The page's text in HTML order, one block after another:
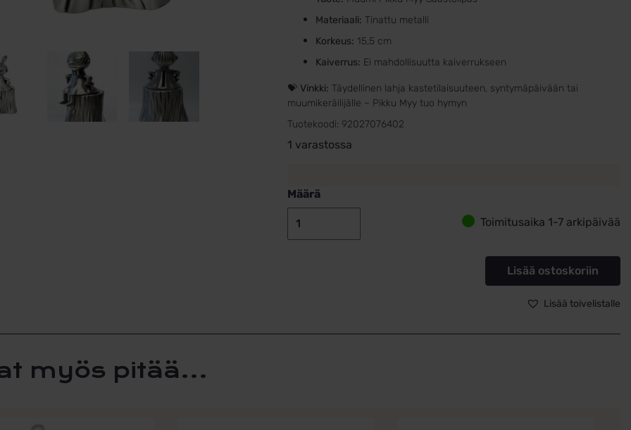
Materiaali: Tinattu metalli
Korkeus: 15,5 cm
Kaiverrus: Ei mahdollisuutta kaiverrukseen
💝 Vinkki: Täydellinen lahja kastetilaisuuteen, syntymäpäivään tai
muumikeräilijälle – Pikku Myy tuo hymyn
Tuotekoodi: 92027076402
1 varastossa
Määrä
määrä
Toimitusaika 1-7 arkipäivää
Lisää ostoskoriin
Lisää toivelistalle
myös pitää...